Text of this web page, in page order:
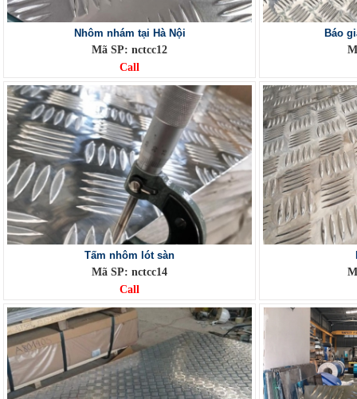
Nhôm nhám tại Hà Nội
Mã SP: nctcc12
Call
Báo
Tấm nhôm lót sàn
Mã SP: nctcc14
Call